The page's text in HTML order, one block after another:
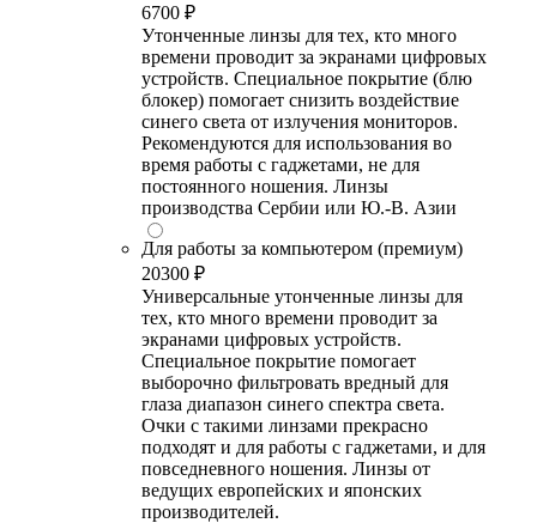
6700 ₽
Утонченные линзы для тех, кто много
времени проводит за экранами цифровых
устройств. Специальное покрытие (блю
блокер) помогает снизить воздействие
синего света от излучения мониторов.
Рекомендуются для использования во
время работы с гаджетами, не для
постоянного ношения. Линзы
производства Сербии или Ю.-В. Азии
Для работы за компьютером (премиум)
20300 ₽
Универсальные утонченные линзы для
тех, кто много времени проводит за
экранами цифровых устройств.
Специальное покрытие помогает
выборочно фильтровать вредный для
глаза диапазон синего спектра света.
Очки с такими линзами прекрасно
подходят и для работы с гаджетами, и для
повседневного ношения. Линзы от
ведущих европейских и японских
производителей.